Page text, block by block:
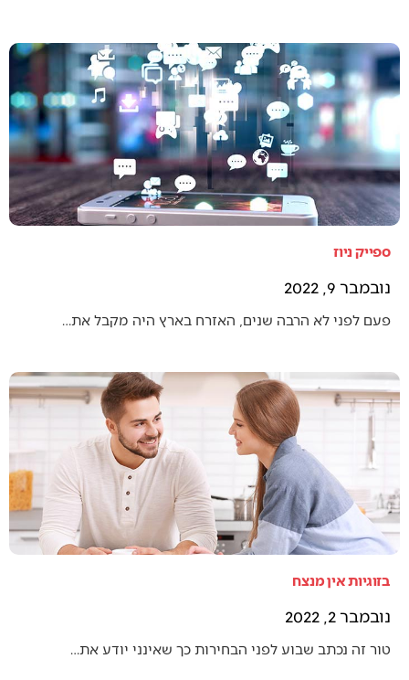
ספייק ניוז
נובמבר 9, 2022
פעם לפני לא הרבה שנים, האזרח בארץ היה מקבל את…
בזוגיות אין מנצח
נובמבר 2, 2022
טור זה נכתב שבוע לפני הבחירות כך שאינני יודע את…